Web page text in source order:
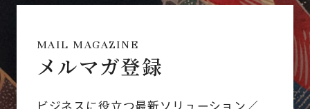
MAIL MAGAZINE
メルマガ登録